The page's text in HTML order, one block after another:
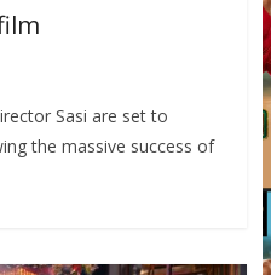
Sasi are set to
the massive success of